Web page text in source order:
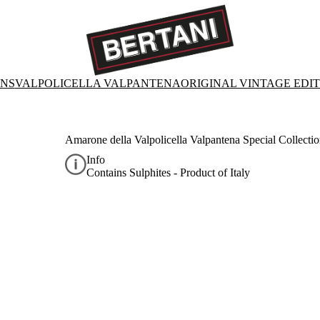
VALPOLICELLA VALPANTENAORIGINAL VINTAGE
Amarone della Valpolicella Valpantena Special
Info
Contains Sulphites - Product of Italy